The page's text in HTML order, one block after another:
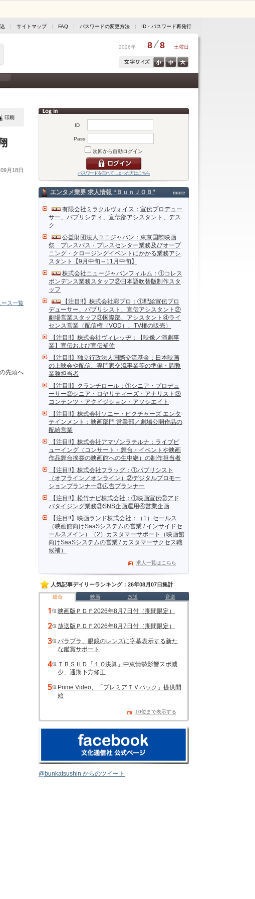
| サイトマップ| FAQ | パスワードの変更方法 | ID・パスワード再発行
2026年 8 8 土曜日
ID
Pass
次回から自動ログイン
パスワードを忘れてしまった方はこちら
more
エンタメ業界 求人情報 “ＢｕｎＪＯＢ”
有限会社ミラクルヴォイス：宣伝プロデュー
サー、パブリシティ、宣伝部アシスタント、デス
ク
公益財団法人ユニジャパン：東京国際映画
祭 プレスパス・プレスセンター業務及びオープ
ニング・クロージングイベントにかかる業務アシ
スタント【9月中旬～11月中旬】
株式会社ニュージャパンフィルム：①コレス
ポンデンス業務スタッフ②日本語吹替版制作スタ
ッフ
【注目!!】株式会社彩プロ：①配給宣伝プロ
デューサー、パブリシスト、宣伝アシスタント②
劇場営業スタッフ③国際部、アシスタント④ライ
センス営業（配信権（VOD）、TV権の販売）
【注目!!】株式会社ヴィレッヂ：【映像／演劇事
業】宣伝および宣伝補佐
【注目!!】独立行政法人国際交流基金：日本映画
の上映会や配信、専門家交流事業等の準備・調整
業務担当者
【注目!!】クランチロール：①シニア・プロデュ
ーサー②シニア・ロヤリティーズ・アナリスト③
コンテンツ・アクイジション・アソシエイト
【注目!!】株式会社ソニー・ピクチャーズ エンタ
テインメント：映画部門 営業部／劇場公開作品の
配給営業
【注目!!】株式会社アマゾンラテルナ：ライブビ
ューイング（コンサート・舞台・イベントや映画
作品舞台挨拶の映画館への生中継）の制作担当者
【注目!!】株式会社フラッグ：①パブリシスト
（オフライン／オンライン）②デジタルプロモー
ションプランナー③広告プランナー
【注目!!】松竹ナビ株式会社：①映画宣伝②アド
バタイジング業務③SNS企画運用④営業企画
【注目!!】映画ランド株式会社：（1）セールス
（映画館向けSaaSシステムの営業 / インサイドセ
ールスメイン）（2）カスタマーサポート（映画館
向けSaaSシステムの営業 / カスタマーサクセス職
候補）
求人一覧はこちら
人気記事デイリーランキング：26年08月07日集計
総合 映画 放送 音楽
映画版ＰＤＦ2026年8月7日付（期間限定）
放送版ＰＤＦ2026年8月7日付（期間限定）
パラブラ、眼鏡のレンズに字幕表示する新た
な鑑賞サポート
ＴＢＳＨＤ「１Ｑ決算」中東情勢影響スポ減
少、通期下方修正
Prime Video、「プレミアＴＶパック」提供開
始
10位まで表示する
@bunkatsushin からのツイート
月18日
ース一覧
先頭へ